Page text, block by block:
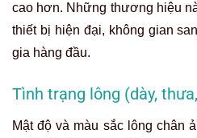
cao hơn. Những thương hiệu
thiết bị hiện đại, không gian
gia hàng đầu.
Tình trạng lông (dày,
Mật độ và màu sắc lông chân